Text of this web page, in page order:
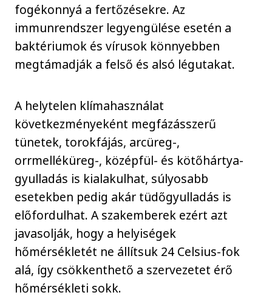
fogékonnyá a fertőzésekre. Az
immunrendszer legyengülése esetén a
baktériumok és vírusok könnyebben
megtámadják a felső és alsó légutakat.
A helytelen klímahasználat
következményeként megfázásszerű
tünetek, torokfájás, arcüreg-,
orrmelléküreg-, középfül- és kötőhártya-
gyulladás is kialakulhat, súlyosabb
esetekben pedig akár tüdőgyulladás is
előfordulhat. A szakemberek ezért azt
javasolják, hogy a helyiségek
hőmérsékletét ne állítsuk 24 Celsius-fok
alá, így csökkenthető a szervezetet érő
hőmérsékleti sokk.